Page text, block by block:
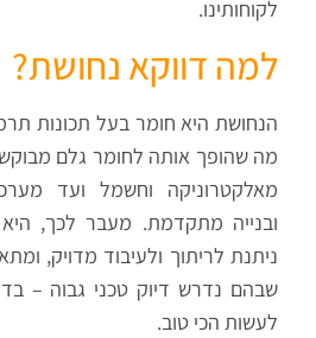
לקוחותינו.
למה דווקא נחושת?
הנחושת היא חומר בעל תכונות
מה שהופך אותה לחומר גלם
מאלקטרוניקה וחשמל ועד
ובנייה מתקדמת. מעבר לכך, היא
ניתנת לריתוך ולעיבוד מדויק,
שבהם נדרש דיוק טכני גבוה –
לעשות הכי טוב.